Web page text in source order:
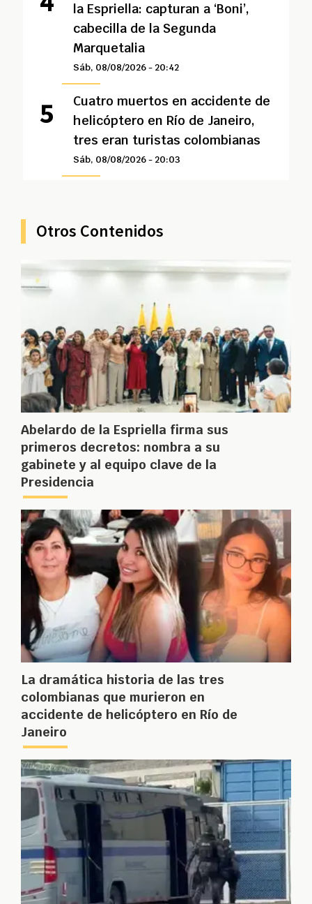
la Espriella: capturan a ‘Boni’,
cabecilla de la Segunda
Marquetalia
Sáb, 08/08/2026 - 20:42
Cuatro muertos en accidente de
helicóptero en Río de Janeiro,
tres eran turistas colombianas
Sáb, 08/08/2026 - 20:03
Otros Contenidos
Abelardo de la Espriella firma sus
primeros decretos: nombra a su
gabinete y al equipo clave de la
Presidencia
La dramática historia de las tres
colombianas que murieron en
accidente de helicóptero en Río de
Janeiro